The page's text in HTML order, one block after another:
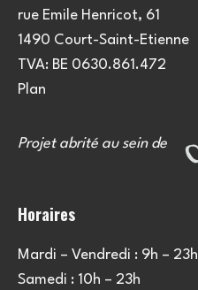
rue Emile Henricot, 61
1490 Court-Saint-Etienne
TVA: BE 0630.861.472
Plan
Projet abrité au sein de
Horaires
Mardi – Vendredi : 9h – 23h
Samedi : 10h – 23h